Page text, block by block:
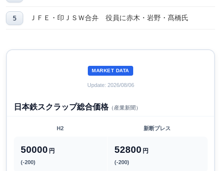
ＪＦＥ・印ＪＳＷ合弁 役員に赤木・岩野・髙橋氏
MARKET DATA
Update: 2026/08/06
日本鉄スクラップ総合価格（産業新聞）
H2 新断プレス
50000 円
(-200)
52800 円
(-200)